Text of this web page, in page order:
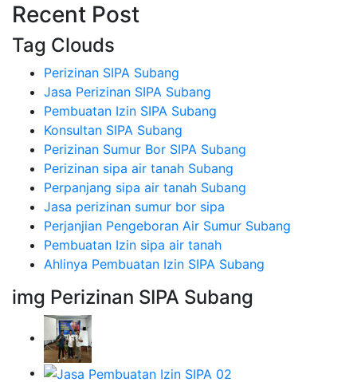
Recent Post
Tag Clouds
Perizinan SIPA Subang
Jasa Perizinan SIPA Subang
Pembuatan Izin SIPA Subang
Konsultan SIPA Subang
Perizinan Sumur Bor SIPA Subang
Perizinan sipa air tanah Subang
Perpanjang sipa air tanah Subang
Jasa perizinan sumur bor sipa
Perjanjian Pengeboran Air Sumur Subang
Pembuatan Izin sipa air tanah
Ahlinya Pembuatan Izin SIPA Subang
img Perizinan SIPA Subang